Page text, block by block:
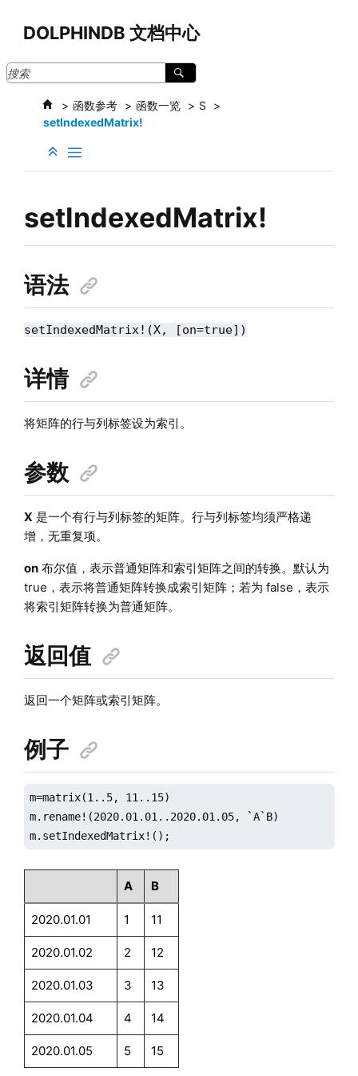
DOLPHINDB 文档中心
函数参考 函数一览
S
setIndexedMatrix!
setIndexedMatrix!
语法
setIndexedMatrix!(X, [on=true])
详情
将矩阵的行与列标签设为索引。
参数
X 是一个有行与列标签的矩阵。行与列标签均须严格递
增，无重复项。
on布尔值，表示普通矩阵和索引矩阵之间的转换。默认为
true，表示将普通矩阵转换成索引矩阵；若为 false，表示
将索引矩阵转换为普通矩阵。
返回值
返回一个矩阵或索引矩阵。
例子
m=matrix(1..5, 11..15)
m.rename!(2020.01.01..2020.01.05, `A`B)
m.setIndexedMatrix!();
A B
2020.01.01 1 11
2020.01.02 2 12
2020.01.03 3 13
2020.01.04 4 14
2020.01.05 5 15